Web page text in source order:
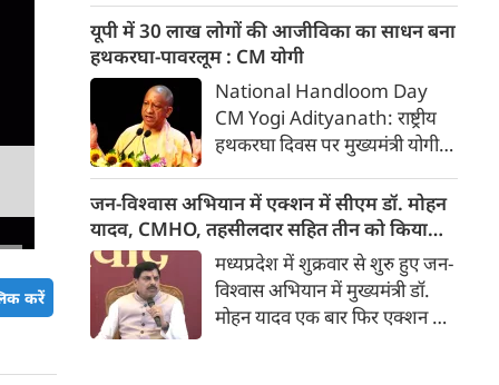
करें
गिरकर 78,499.17 के स्तर पर बंद
हुआ। वहीं, Nifty 50 में 65.35
अंक यानी 0.27 फीसदी की गिरावट
रही और यह 24,570.65 के स्तर
पर बंद हुआ। शुक्रवार को सेंसेक्स
438.68 अंक यानी 0.56 फीसदी
गिरकर 78,516.08 के स्तर पर
खुला था। वहीं निफ्टी 97.10 अंक
यानी 0.39 फीसदी की गिरावट के
साथ 24,538.90 के स्तर पर खुला।
यूपी में 30 लाख लोगों की आजीविका का साधन बना
हथकरघा-पावरलूम : CM योगी
National Handloom Day
CM Yogi Adityanath: राष्ट्रीय
हथकरघा दिवस पर मुख्यमंत्री योगी
उत्थान के लिए सरकार की प्रतिबद्धता
दोहराई। उन्होंने कहा कि यूपी में
हथकरघा और पावरलूम से करीब 30
लाख लोगों की आजीविका जुड़ी है।
जन-विश्वास अभियान में एक्शन में सीएम डॉ. मोहन
यादव, CMHO, तहसीलदार सहित तीन को किया
सस्पेंड
मध्यप्रदेश में शुक्रवार से शुरु हुए जन-
विश्वास अभियान में मुख्यमंत्री डॉ.
मोहन यादव एक बार फिर एक्शन मोड